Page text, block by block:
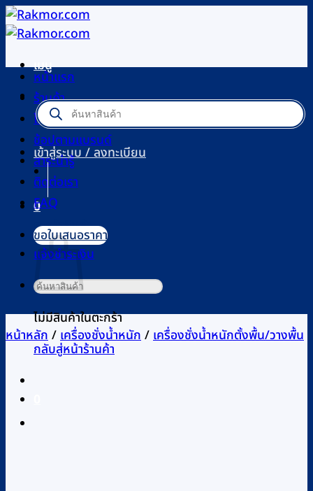
ข้าม
ไป
เนื้อหาเมนู
Products
search
เข้าสู่ระบบ / ลงทะเบียน
0
ตะกร้าสินค้า
ไม่มีสินค้าในตะกร้า
กลับสู่หน้าร้านค้า
หน้าแรก
ร้านค้า
โปรโมชัน
ช้อปตามแบรนด์
สาระน่ารู้
ติดต่อเรา
FAQ
ขอใบเสนอราคา
แจ้งชำระเงิน
ค้นหา:
หน้าหลัก/เครื่องชั่งน้ำหนัก/เครื่องชั่งน้ำหนักตั้งพื้น/วางพื้น